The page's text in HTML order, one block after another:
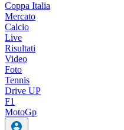
Coppa Italia
Mercato
Calcio
Live
Risultati
Video
Foto
Tennis
Drive UP
F1
MotoGp